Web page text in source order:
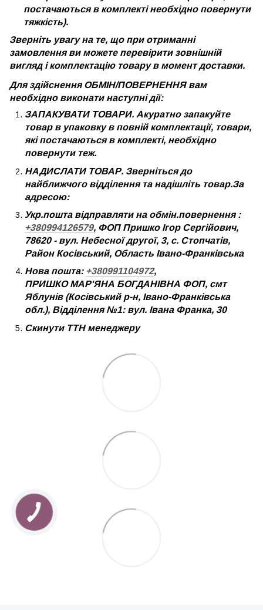
постачаються в комплекті необхідно повернути
тяжкість).
Зверніть увагу на те, що при отриманні
замовлення ви можете перевірити зовнішній
вигляд і комплектацію товару в момент доставки.
Для здійснення ОБМІН/ПОВЕРНЕННЯ вам
необхідно виконати наступні дії:
ЗАПАКУВАТИ ТОВАРИ. Акуратно запакуйте
товар в упаковку в повній комплектації, товари,
які постачаються в комплекті, необхідно
повернути теж.
НАДИСЛАТИ ТОВАР. Зверніться до
найближчого відділення та надішліть товар.За
адресою:
Укр.пошта відправляти на обмін.повернення :
+380994126579, ФОП Пришко Ігор Сергійович,
78620 - вул. Небесної другої, 3, с. Стопчатів,
Район Косівський, Область Івано-Франківська
Нова пошта: +380991104972,
ПРИШКО МАР'ЯНА БОГДАНІВНА ФОП, смт
Яблунів (Косівський р-н, Івано-Франківська
обл.), Відділення №1: вул. Івана Франка, 30
Скинути ТТН менеджеру